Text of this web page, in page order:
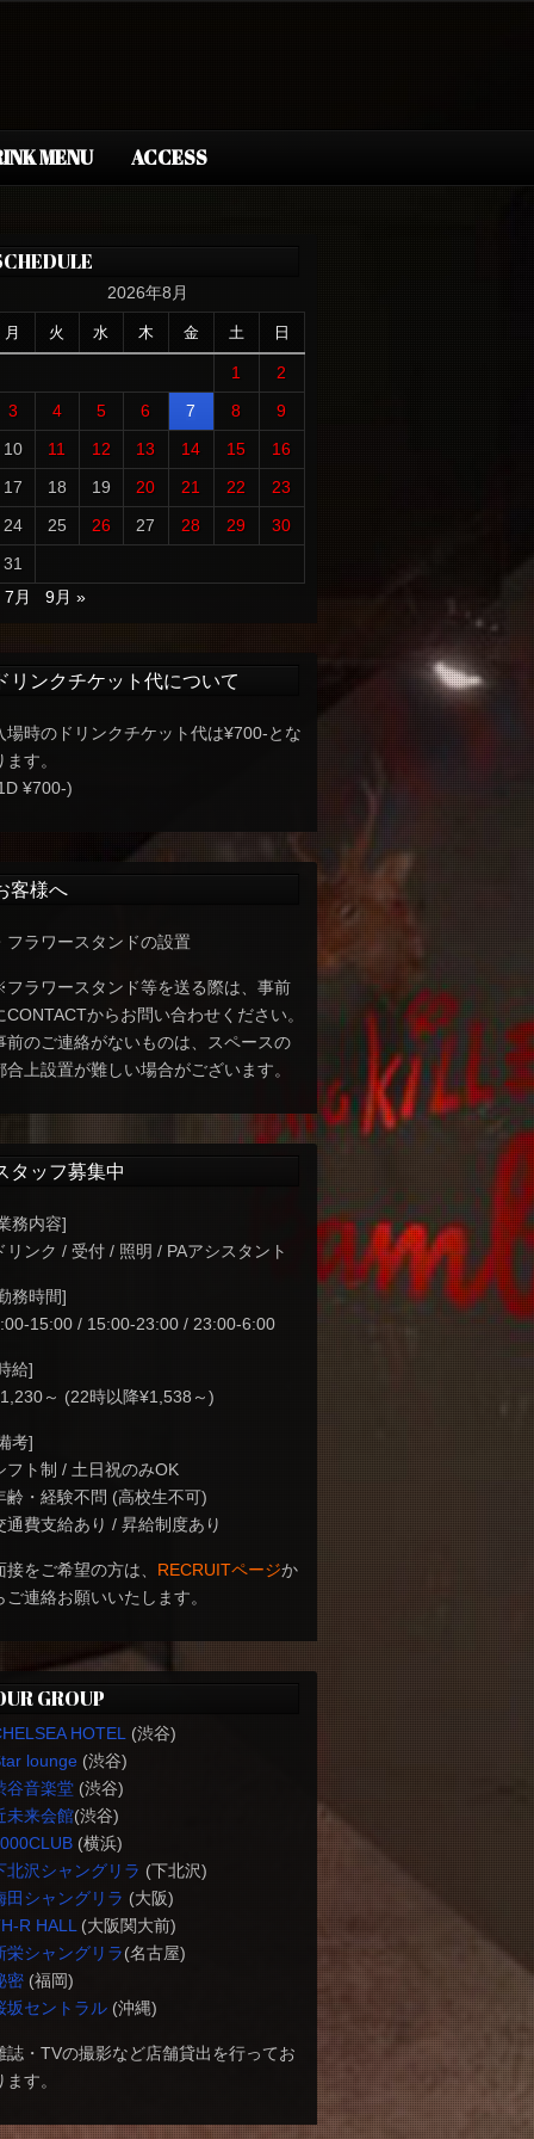
MENU ACCESS
2026年8月
月 火 水 木 金 土 日
1
2
3
4 5 6 7 8
9
10
11 12 13 14 15
16
17
18 19 20 21 22
23
24
25 26 27 28 29
30
31
7月
9月 »
リンクチケット代について
場時のドリンクチケット代は¥700-とな
ます。
¥700-)
客様へ
フラワースタンドの設置
ラワースタンド等を送る際は、事前
CONTACTからお問い合わせください。
前のご連絡がないものは、スペースの
合上設置が難しい場合がございます。
タッフ募集中
務内容]
リンク / 受付 / 照明 / PAアシスタント
務時間]
15:00 / 15:00-23:00 / 23:00-6:00
給]
～ (22時以降¥1,538～)
考]
フト制 / 土日祝のみOK
齢・経験不問 (高校生不可)
通費支給あり / 昇給制度あり
接をご希望の方は、 RECRUITページか
ご連絡お願いいたします。
GROUP
HOTEL
(渋谷)
lounge(渋谷)
谷音楽堂(渋谷)
未来会館(渋谷)
(横浜)
北沢シャングリラ (下北沢)
田シャングリラ (大阪)
R HALL (大阪関大前)
栄シャングリラ(名古屋)
密(福岡)
坂セントラル(沖縄)
誌・TVの撮影など店舗貸出を行ってお
ます。